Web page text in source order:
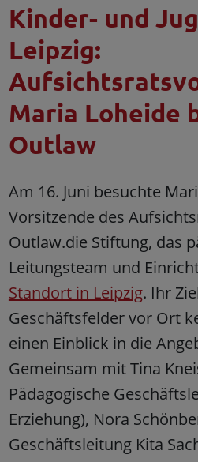
Kinder- und
Leipzig:
Maria Loheide
Outlaw
Am 16. Juni besuchte
Vorsitzende des
Outlaw.die Stiftung, das
Leitungsteam und
Standort in Leipzig. Ihr
Geschäftsfelder vor Ort
einen Einblick in die
Gemeinsam mit Tina
Pädagogische
Erziehung), Nora
Geschäftsleitung Kita